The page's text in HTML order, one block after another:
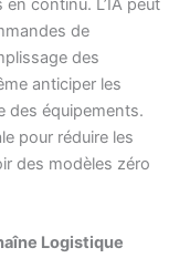
continu. L’IA peut
de
des
anticiper les
des équipements.
pour réduire les
des modèles zéro
Logistique